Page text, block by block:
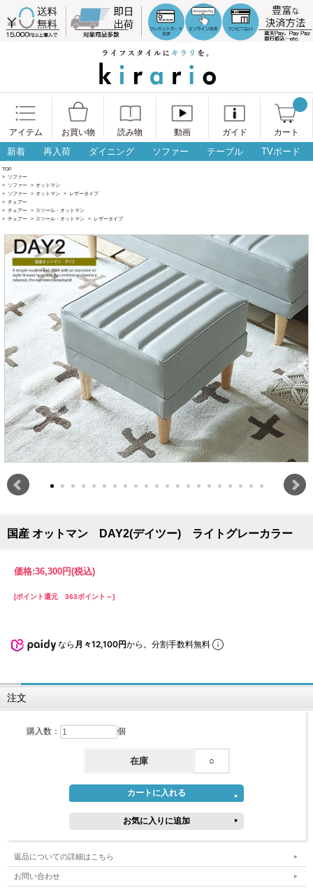
アイテム お買い物 読み物 動画 ガイド カート
新着 再入荷 ダイニング ソファー テーブル TVボード
TOP
> ソファー
> ソファー > オットマン
> ソファー > オットマン > レザータイプ
> チェアー
> チェアー > スツール・オットマン
> チェアー > スツール・オットマン > レザータイプ
国産 オットマン DAY2(デイツー) ライトグレーカラー
価格:36,300円(税込)
[ポイント還元 363ポイント～]
なら 月々12,100円から。分割手数料無料
注文
購入数： 個
在庫 ○
返品についての詳細はこちら
お問い合わせ